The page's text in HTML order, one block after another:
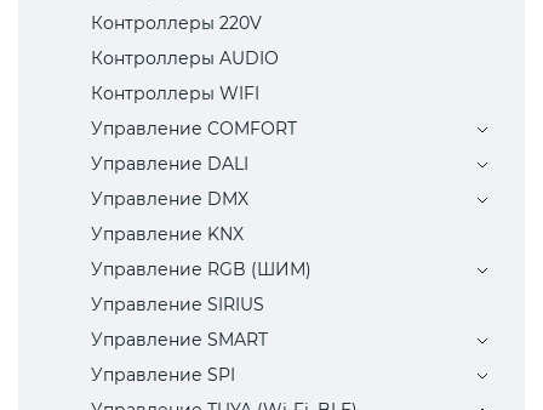
Контроллеры 220V
Контроллеры AUDIO
Контроллеры WIFI
Управление COMFORT
Управление DALI
Управление DMX
Управление KNX
Управление RGB (ШИМ)
Управление SIRIUS
Управление SMART
Управление SPI